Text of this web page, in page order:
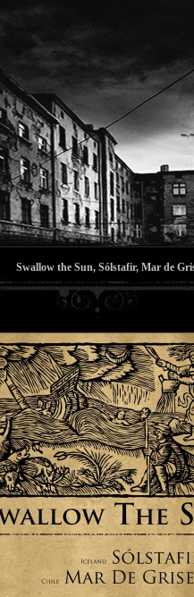
Swallow the Sun, Sólstafir, Mar de